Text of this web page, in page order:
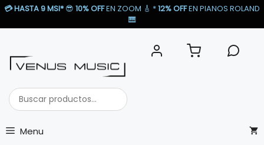
Saltar
💳HASTA 9 MSI* 😎 10% OFFEN ZOOM 🎸​ *12% OFFEN PIANOS ROLAND
🎹​
Buscar
productos...
Menu